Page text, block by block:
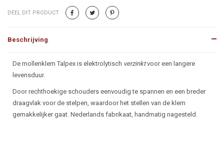
DEEL DIT PRODUCT
Beschrijving
Beschrijving
De mollenklem Talpex is elektrolytisch verzinktvoor een langere
levensduur.
Door rechthoekige schouders eenvoudig te spannen en een breder
draagvlak voor de stelpen, waardoor het stellen van de klem
gemakkelijker gaat. Nederlands fabrikaat, handmatig nagesteld.